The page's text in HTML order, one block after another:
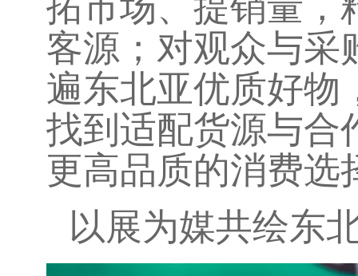
客源；对观众与采
遍东北亚优质好物
找到适配货源与合
更高品质的消费选
以展为媒共绘东